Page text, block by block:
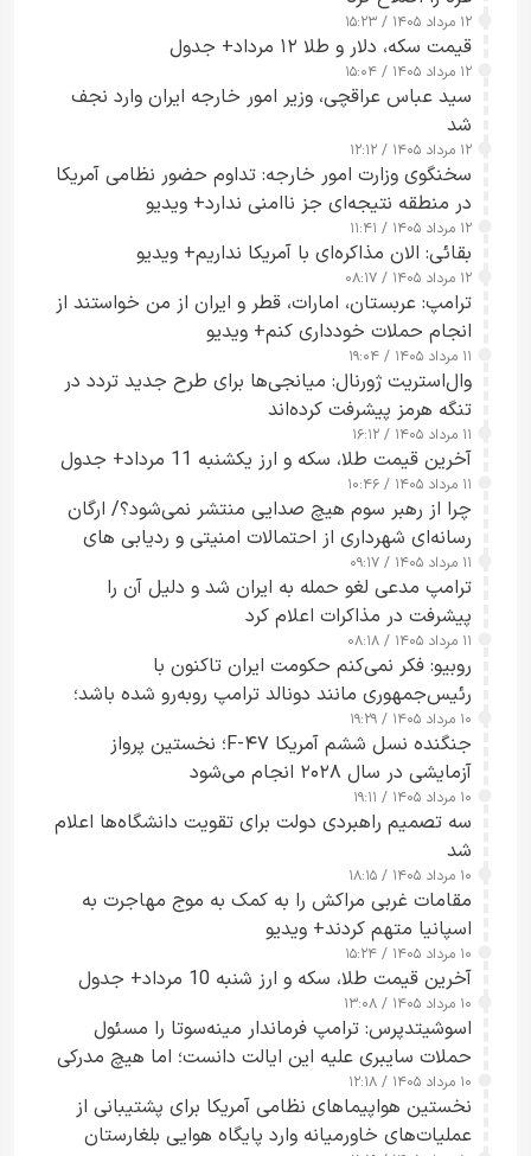
۱۲ مرداد ۱۴۰۵ / ۱۵:۲۳
قیمت سکه، دلار و طلا ۱۲ مرداد+ جدول
۱۲ مرداد ۱۴۰۵ / ۱۵:۰۴
سید عباس عراقچی، وزیر امور خارجه ایران وارد نجف
شد
۱۲ مرداد ۱۴۰۵ / ۱۲:۱۲
سخنگوی وزارت امور خارجه: تداوم حضور نظامی آمریکا
در منطقه نتیجه‌ای جز ناامنی ندارد+ ویدیو
۱۲ مرداد ۱۴۰۵ / ۱۱:۴۱
بقائی: الان مذاکره‌ای با آمریکا نداریم+ ویدیو
۱۲ مرداد ۱۴۰۵ / ۰۸:۱۷
ترامپ: عربستان، امارات، قطر و ایران از من خواستند از
انجام حملات خودداری کنم+ ویدیو
۱۱ مرداد ۱۴۰۵ / ۱۹:۰۴
وال‌استریت ژورنال: میانجی‌ها برای طرح جدید تردد در
تنگه هرمز پیشرفت کرده‌اند
۱۱ مرداد ۱۴۰۵ / ۱۶:۱۲
آخرین قیمت طلا، سکه و ارز یکشنبه 11 مرداد+ جدول
۱۱ مرداد ۱۴۰۵ / ۱۰:۴۶
چرا از رهبر سوم هیچ صدایی منتشر نمی‌شود؟/ ارگان
رسانه‌ای شهرداری از احتمالات امنیتی و ردیابی های
جاسوسی گفت
۱۱ مرداد ۱۴۰۵ / ۰۹:۱۷
ترامپ مدعی لغو حمله به ایران شد و دلیل آن را
پیشرفت در مذاکرات اعلام کرد
۱۱ مرداد ۱۴۰۵ / ۰۸:۱۸
روبیو: فکر نمی‌کنم حکومت ایران تاکنون با
رئیس‌جمهوری مانند دونالد ترامپ روبه‌رو شده باشد؛
کسی که واقعاً دست به اقدام می‌زند
۱۰ مرداد ۱۴۰۵ / ۱۹:۲۹
جنگنده نسل ششم آمریکا F-۴۷؛ نخستین پرواز
آزمایشی در سال ۲۰۲۸ انجام می‌شود
۱۰ مرداد ۱۴۰۵ / ۱۹:۱۱
سه تصمیم راهبردی دولت برای تقویت دانشگاه‌ها اعلام
شد
۱۰ مرداد ۱۴۰۵ / ۱۸:۱۵
مقامات غربی مراکش را به کمک به موج مهاجرت به
اسپانیا متهم کردند+ ویدیو
۱۰ مرداد ۱۴۰۵ / ۱۵:۲۴
آخرین قیمت طلا، سکه و ارز شنبه 10 مرداد+ جدول
۱۰ مرداد ۱۴۰۵ / ۱۳:۰۸
اسوشیتدپرس: ترامپ فرماندار مینه‌سوتا را مسئول
حملات سایبری علیه این ایالت دانست؛ اما هیچ مدرکی
ارائه نکرد
۱۰ مرداد ۱۴۰۵ / ۱۲:۱۸
نخستین هواپیماهای نظامی آمریکا برای پشتیبانی از
عملیات‌های خاورمیانه وارد پایگاه هوایی بلغارستان